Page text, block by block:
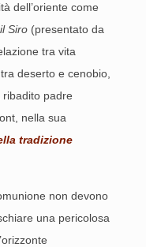
dell’oriente come
Siro (presentato da
tra vita
deserto e cenobio,
ribadito padre
nella sua
tradizione
non devono
una pericolosa